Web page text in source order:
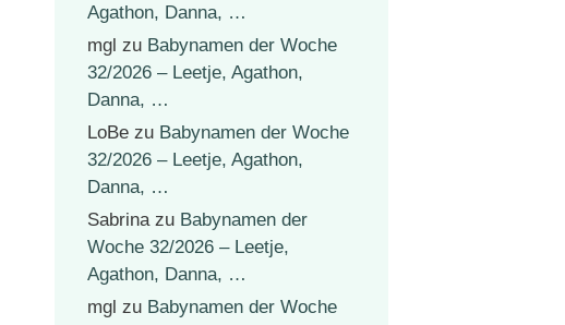
Agathon, Danna, …
mgl zu Babynamen der Woche
32/2026 – Leetje, Agathon,
Danna, …
LoBe zu Babynamen der Woche
32/2026 – Leetje, Agathon,
Danna, …
Sabrinazu Babynamen der
Woche 32/2026 – Leetje,
Agathon, Danna, …
mgl zu Babynamen der Woche